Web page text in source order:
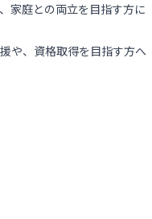
家庭との両立を目指す方に
や、資格取得を目指す方へ